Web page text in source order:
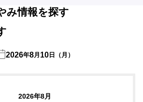
み情報を探す
2026年8月 10日（月）
2026年8月